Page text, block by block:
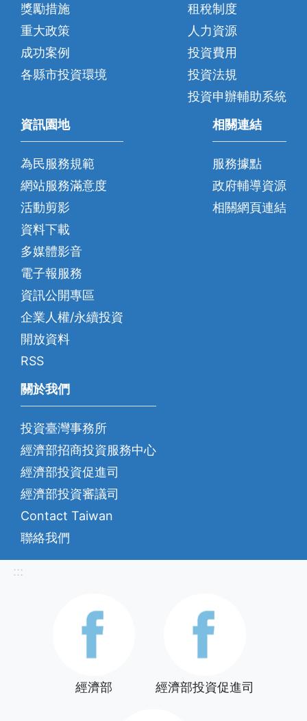
獎勵措施
重大政策
成功案例
各縣市投資環境
租稅制度
人力資源
投資費用
投資法規
投資申辦輔助系統
資訊園地
為民服務規範
網站服務滿意度
活動剪影
資料下載
多媒體影音
電子報服務
資訊公開專區
企業人權/永續投資
開放資料
RSS
相關連結
服務據點
政府輔導資源
相關網頁連結
關於我們
投資臺灣事務所
經濟部招商投資服務中心
經濟部投資促進司
經濟部投資審議司
Contact Taiwan
聯絡我們
:::
經濟部 經濟部投資促進司